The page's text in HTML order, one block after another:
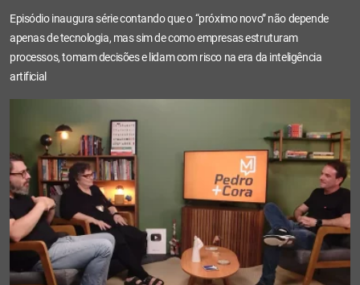
Episódio inaugura série contando que o “próximo novo” não depende
apenas de tecnologia, mas sim de como empresas estruturam
processos, tomam decisões e lidam com risco na era da inteligência
artificial